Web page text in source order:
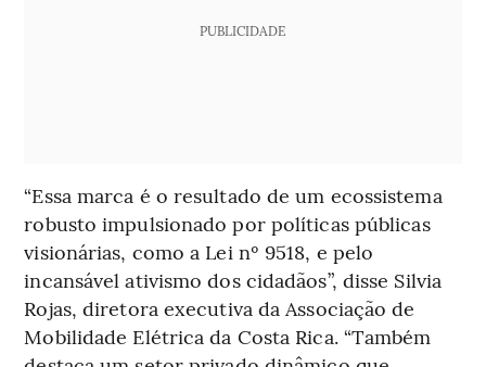
PUBLICIDADE
“Essa marca é o resultado de um ecossistema
robusto impulsionado por políticas públicas
visionárias, como a Lei nº 9518, e pelo
incansável ativismo dos cidadãos”, disse Silvia
Rojas, diretora executiva da Associação de
Mobilidade Elétrica da Costa Rica. “Também